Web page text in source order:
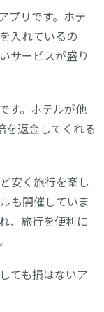
プリです。ホテ
入れているの
サービスが盛り
す。ホテルが他
を返金してくれる
安く旅行を楽し
も開催していま
、旅行を便利に
ても損はないア